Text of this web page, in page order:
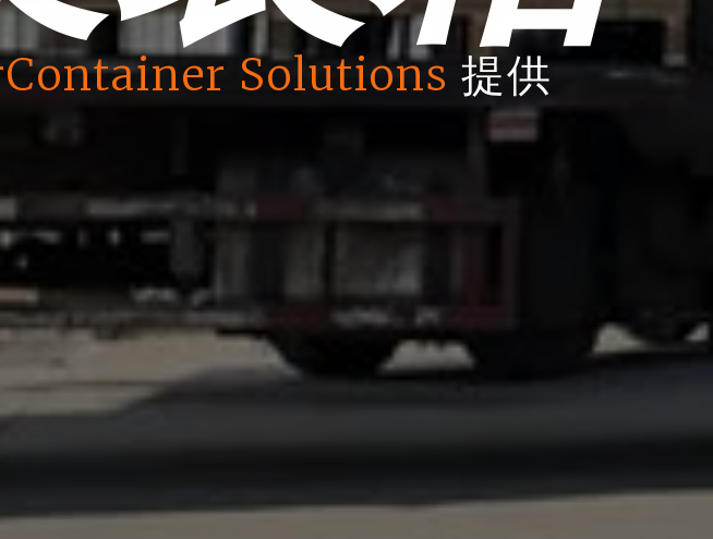
Solutions 提供